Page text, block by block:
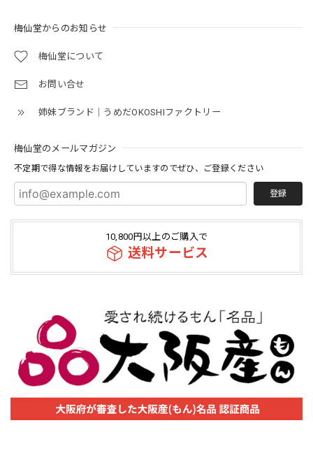
梅仙堂からのお知らせ
梅仙堂について
お問い合せ
姉妹ブランド｜うめだOKOSHIファクトリー
梅仙堂のメールマガジン
不定期で得な情報をお届けしていますのでぜひ、ご登録ください
登録
10,800円以上のご購入で
送料サービス